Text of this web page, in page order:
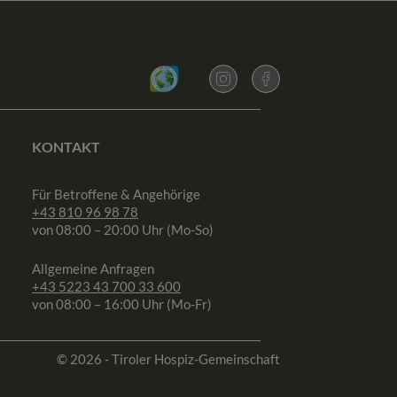
KONTAKT
Für Betroffene & Angehörige
+43 810 96 98 78
von 08:00 – 20:00 Uhr (Mo-So)
Allgemeine Anfragen
+43 5223 43 700 33 600
von 08:00 – 16:00 Uhr (Mo-Fr)
© 2026 - Tiroler Hospiz-Gemeinschaft